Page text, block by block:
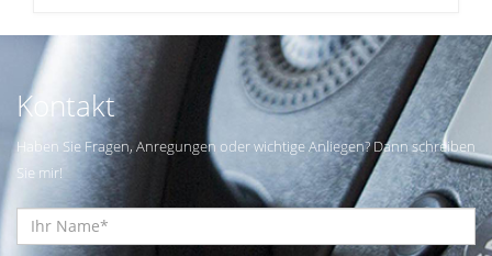
Kontakt
Haben Sie Fragen, Anregungen oder wichtige Anliegen? Dann schreiben
Sie mir!